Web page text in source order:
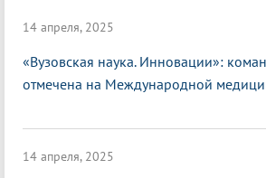
14 апреля, 2025
«Вузовская наука. Инновации»:
отмечена на Международной
14 апреля, 2025